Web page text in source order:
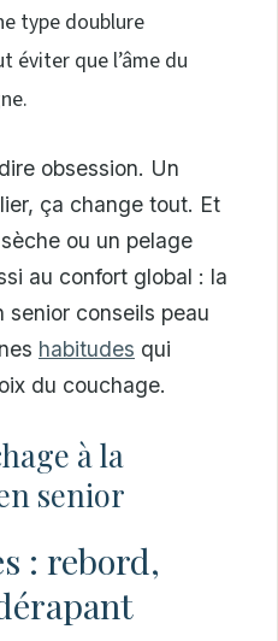
type doublure
éviter que l’âme du
obsession. Un
ça change tout. Et
ou un pelage
au confort global : la
senior conseils peau
habitudes qui
du couchage.
à la
senior
: rebord,